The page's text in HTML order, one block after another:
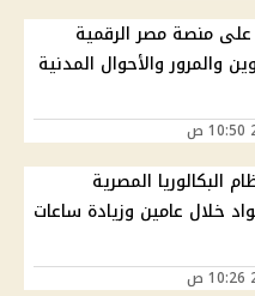
منصة مصر الرقمية
والمرور والأحوال المدنية
البكالوريا المصرية
دراسة 7 مواد خلال عامين وزيادة ساعات